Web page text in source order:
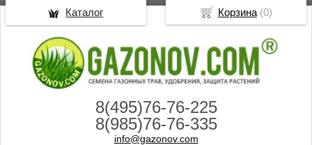
8(495)76-76-225
8(985)76-76-335
info@gazonov.com
Корзина(0)
Каталог